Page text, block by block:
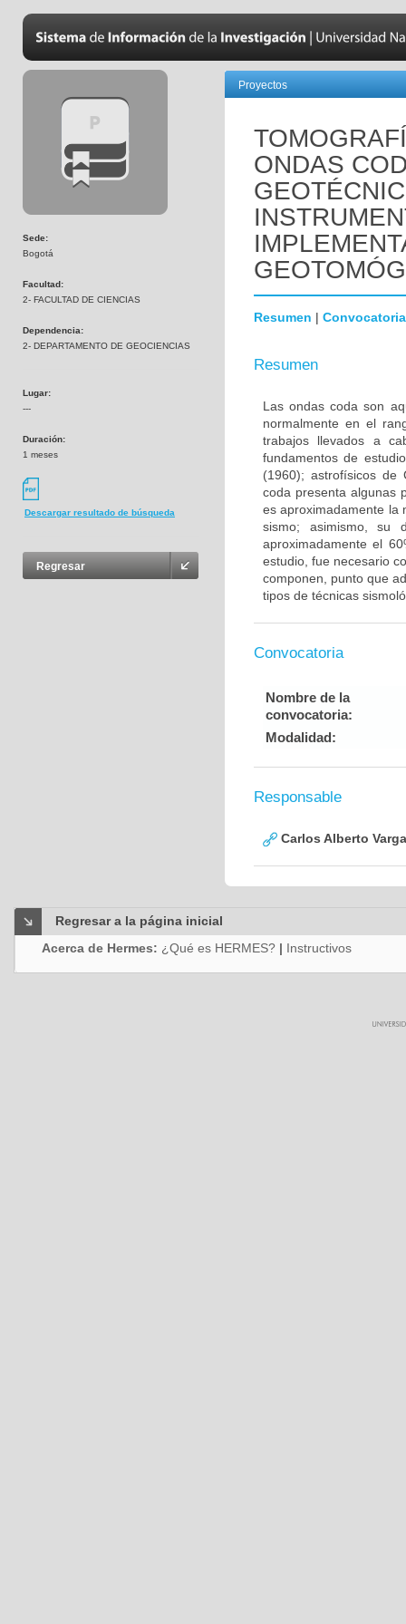
Sede:
Bogotá
Facultad:
2- FACULTAD DE CIENCIAS
Dependencia:
2- DEPARTAMENTO DE GEOCIENCIAS
Lugar:
---
Duración:
1 meses
Descargar resultado de búsqueda
Regresar
Proyectos
ONDAS
Resumen | Convocatoria
Resumen
Las ondas coda son
normalmente en el
trabajos llevados a
fundamentos de
(1960); astrofísicos de
coda presenta algunas
es aproximadamente la
sismo; asimismo, su
aproximadamente el
estudio, fue necesario
componen, punto que
tipos de técnicas
Convocatoria
Nombre de la
convocatoria:
Modalidad:
Responsable
Carlos Alberto
Regresar a la página inicial
Acerca de Hermes: ¿Qué es HERMES? | Instructivos